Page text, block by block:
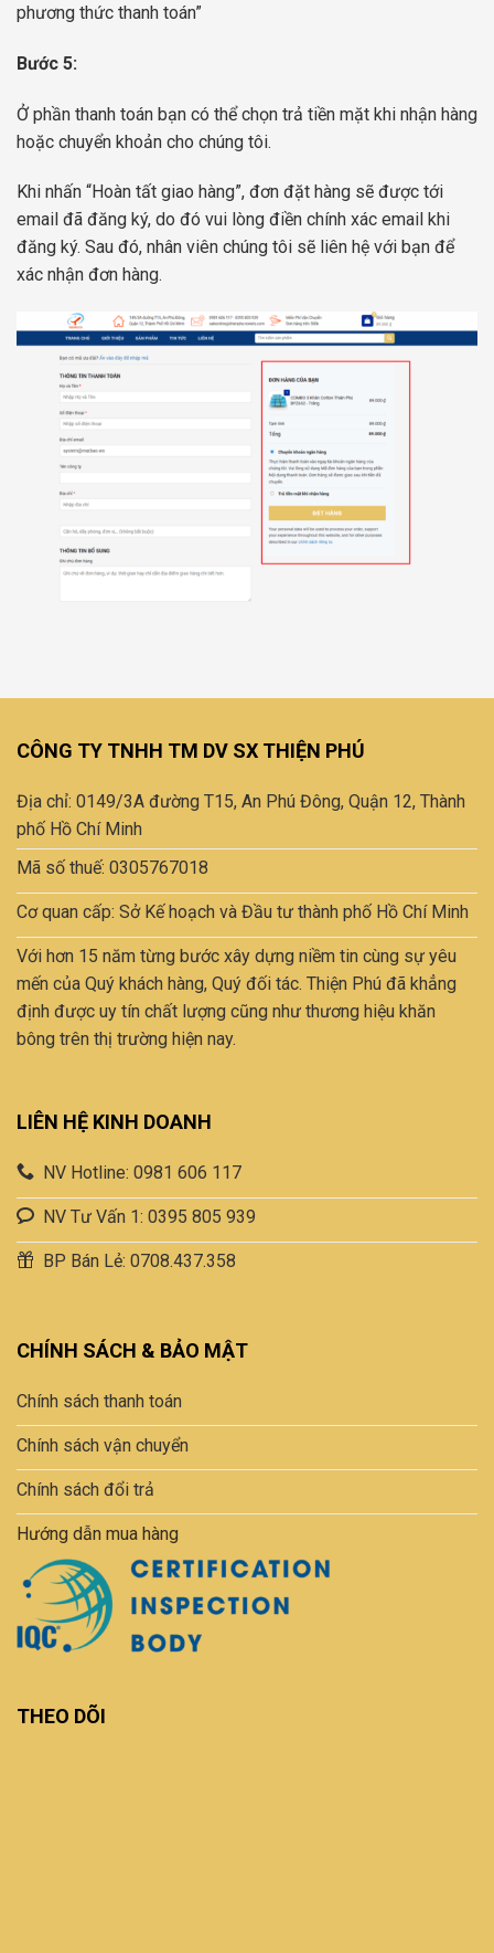
phương thức thanh toán”
Bước 5:
Ở phần thanh toán bạn có thể chọn trả tiền mặt khi nhận hàng
hoặc chuyển khoản cho chúng tôi.
Khi nhấn “Hoàn tất giao hàng”, đơn đặt hàng sẽ được tới
email đã đăng ký, do đó vui lòng điền chính xác email khi
đăng ký. Sau đó, nhân viên chúng tôi sẽ liên hệ với bạn để
xác nhận đơn hàng.
CÔNG TY TNHH TM DV SX THIỆN PHÚ
Địa chỉ: 0149/3A đường T15, An Phú Đông, Quận 12, Thành
phố Hồ Chí Minh
Mã số thuế: 0305767018
Cơ quan cấp: Sở Kế hoạch và Đầu tư thành phố Hồ Chí Minh
Với hơn 15 năm từng bước xây dựng niềm tin cùng sự yêu
mến của Quý khách hàng, Quý đối tác. Thiện Phú đã khẳng
định được uy tín chất lượng cũng như thương hiệu khăn
bông trên thị trường hiện nay.
LIÊN HỆ KINH DOANH
NV Hotline: 0981 606 117
NV Tư Vấn 1: 0395 805 939
BP Bán Lẻ: 0708.437.358
CHÍNH SÁCH & BẢO MẬT
Chính sách thanh toán
Chính sách vận chuyển
Chính sách đổi trả
Hướng dẫn mua hàng
THEO DÕI